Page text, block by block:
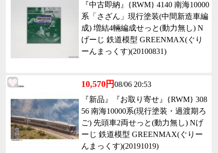
『中古即納』{RWM} 4140 南海10000
系「さざん」現行塗装(中間新造車編
成) 増結4輛編成せっと(動力無し) N
げーじ 鉄道模型 GREENMAX(ぐり
ーんまっくす)(20100831)
10,570円08/06 20:53
『新品』『お取り寄せ』{RWM} 308
56 南海10000系(現行塗装・過渡期ろ
ご) 先頭車2両せっと(動力無し) Nげ
ーじ 鉄道模型 GREENMAX(ぐりー
んまっくす)(20191019)